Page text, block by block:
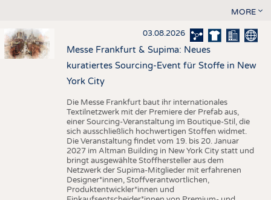
MORE
03.08.2026
Messe Frankfurt & Supima: Neues
kuratiertes Sourcing-Event für Stoffe in New
York City
Die Messe Frankfurt baut ihr internationales
Textilnetzwerk mit der Premiere der Prefab aus,
einer Sourcing-Veranstaltung im Boutique-Stil, die
sich ausschließlich hochwertigen Stoffen widmet.
Die Veranstaltung findet vom 19. bis 20. Januar
2027 im Altman Building in New York City statt und
bringt ausgewählte Stoffhersteller aus dem
Netzwerk der Supima-Mitglieder mit erfahrenen
Designer*innen, Stoffverantwortlichen,
Produktentwickler*innen und